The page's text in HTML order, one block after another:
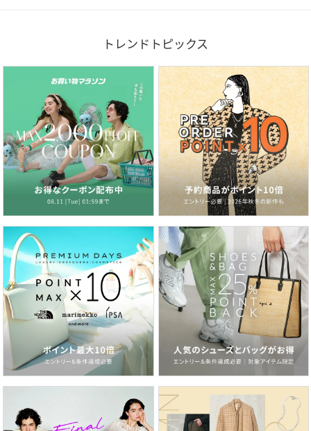
トレンドトピックス